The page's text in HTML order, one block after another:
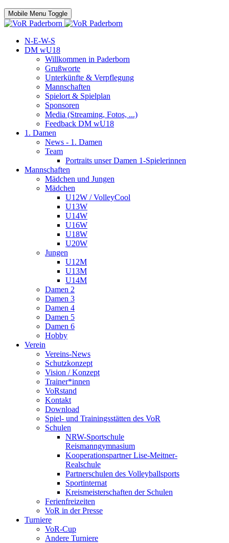
Mobile Menu Toggle
N-E-W-S
DM wU18
Willkommen in Paderborn
Grußworte
Unterkünfte & Verpflegung
Mannschaften
Spielort & Spielplan
Sponsoren
Media (Streaming, Fotos, ...)
Feedback DM wU18
1. Damen
News - 1. Damen
Team
Portraits unser Damen 1-Spielerinnen
Mannschaften
Mädchen und Jungen
Mädchen
U12W / VolleyCool
U13W
U14W
U16W
U18W
U20W
Jungen
U12M
U13M
U14M
Damen 2
Damen 3
Damen 4
Damen 5
Damen 6
Hobby
Verein
Vereins-News
Schutzkonzept
Vision / Konzept
Trainer*innen
VoRstand
Kontakt
Download
Spiel- und Trainingsstätten des VoR
Schulen
NRW-Sportschule
Reismanngymnasium
Kooperationspartner Lise-Meitner-
Realschule
Partnerschulen des Volleyballsports
Sportinternat
Kreismeisterschaften der Schulen
Ferienfreizeiten
VoR in der Presse
Turniere
VoR-Cup
Andere Turniere